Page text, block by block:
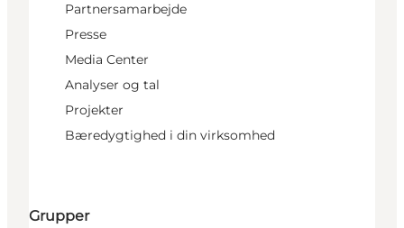
Partnersamarbejde
Presse
Media Center
Analyser og tal
Projekter
Bæredygtighed i din virksomhed
Grupper